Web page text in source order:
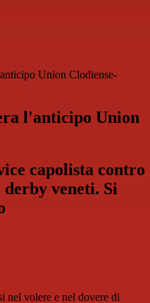
Union Clodiense-
l'anticipo Union
capolista contro
veneti. Si
nel volere e nel dovere di